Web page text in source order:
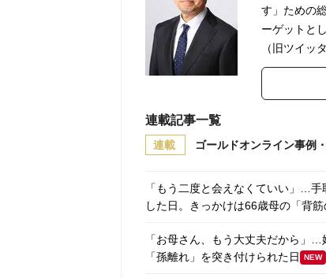
す」ための
ーゲットと
（旧ツイッ
連載記事一覧
連載 ゴールドオンライン事例
「もう二度と会えなくていい」…
した日。きっかけは66歳母の「背筋
「お母さん、もう大丈夫だから」
「孫離れ」を突き付けられた日
NEW